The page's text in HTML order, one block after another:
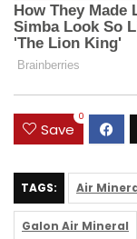
Save
0
TAGS: Air
Galon Air Mineral